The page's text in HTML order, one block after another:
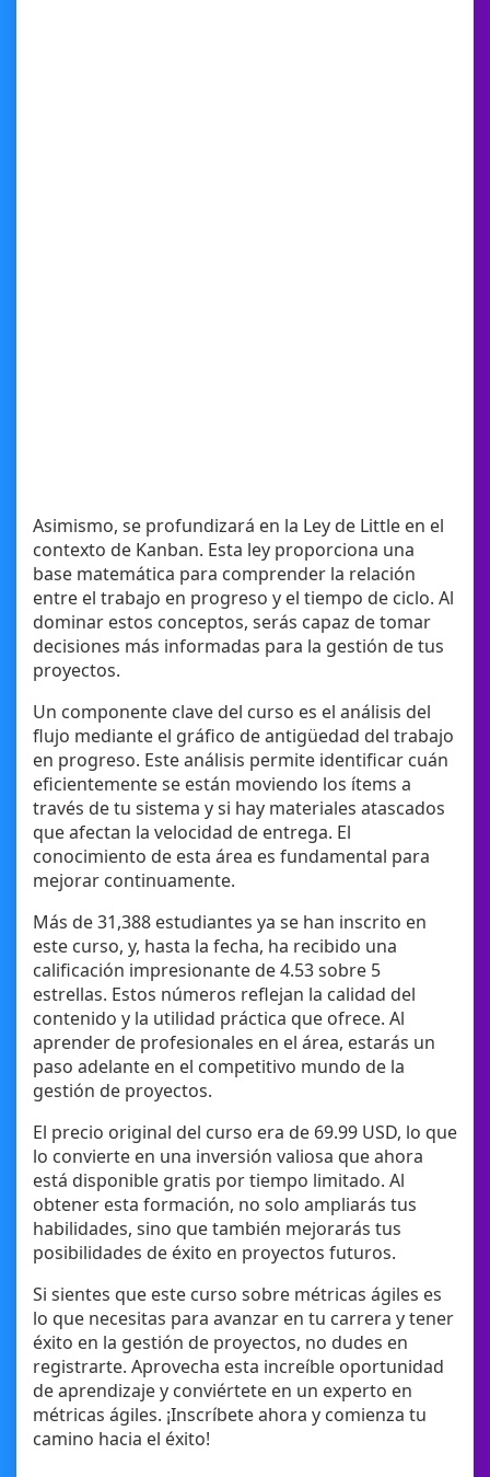
Asimismo, se profundizará en la Ley de Little en el
contexto de Kanban. Esta ley proporciona una
base matemática para comprender la relación
entre el trabajo en progreso y el tiempo de ciclo. Al
dominar estos conceptos, serás capaz de tomar
decisiones más informadas para la gestión de tus
proyectos.
Un componente clave del curso es el análisis del
flujo mediante el gráfico de antigüedad del trabajo
en progreso. Este análisis permite identificar cuán
eficientemente se están moviendo los ítems a
través de tu sistema y si hay materiales atascados
que afectan la velocidad de entrega. El
conocimiento de esta área es fundamental para
mejorar continuamente.
Más de 31,388 estudiantes ya se han inscrito en
este curso, y, hasta la fecha, ha recibido una
calificación impresionante de 4.53 sobre 5
estrellas. Estos números reflejan la calidad del
contenido y la utilidad práctica que ofrece. Al
aprender de profesionales en el área, estarás un
paso adelante en el competitivo mundo de la
gestión de proyectos.
El precio original del curso era de 69.99 USD, lo que
lo convierte en una inversión valiosa que ahora
está disponible gratis por tiempo limitado. Al
obtener esta formación, no solo ampliarás tus
habilidades, sino que también mejorarás tus
posibilidades de éxito en proyectos futuros.
Si sientes que este curso sobre métricas ágiles es
lo que necesitas para avanzar en tu carrera y tener
éxito en la gestión de proyectos, no dudes en
registrarte. Aprovecha esta increíble oportunidad
de aprendizaje y conviértete en un experto en
métricas ágiles. ¡Inscríbete ahora y comienza tu
camino hacia el éxito!